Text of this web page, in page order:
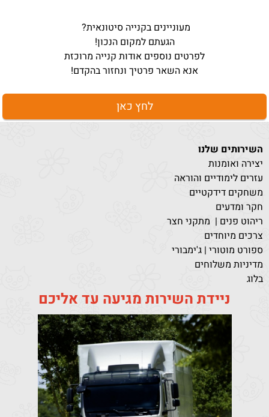
מעוניינים בקנייה סיטונאית?
הגעתם למקום הנכון!
לפרטים נוספים אודות קנייה מרוכזת
אנא השאר פרטיך ונחזור בהקדם!
לחץ כאן
השירותים שלנו
יצירה ואומנות
עזרים לימודיים והוראה
משחקים דידקטיים
חקר ומדעים
ריהוט פנים | מתקני חצר
צרכים מיוחדים
ספורט מוטורי | ג'ימבורי
מדיניות משלוחים
בלוג
ניידת השירות מגיעה עד אליכם